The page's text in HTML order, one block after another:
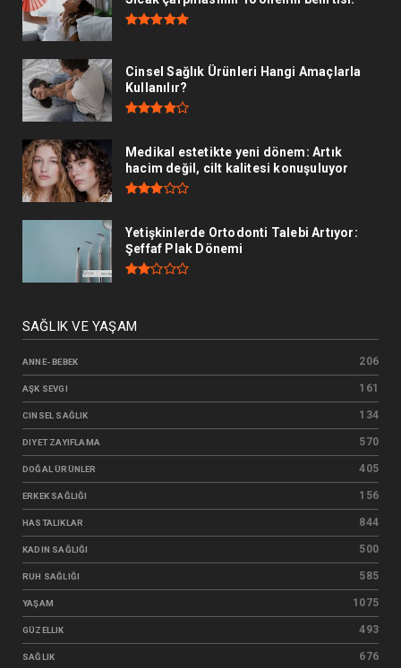
Cinsel Sağlık Ürünleri Hangi Amaçlarla
Kullanılır?
Medikal estetikte yeni dönem: Artık
hacim değil, cilt kalitesi konuşuluyor
Yetişkinlerde Ortodonti Talebi Artıyor:
Şeffaf Plak Dönemi
SAĞLIK VE YAŞAM
ANNE- BEBEK 206
AŞK SEVGI 161
CINSEL SAĞLIK 134
DIYET ZAYIFLAMA 570
DOĞAL ÜRÜNLER 405
ERKEK SAĞLIĞI 156
HASTALIKLAR 844
KADIN SAĞLIĞI 500
RUH SAĞLIĞI 585
YAŞAM 1075
GÜZELLIK 493
SAĞLIK 676